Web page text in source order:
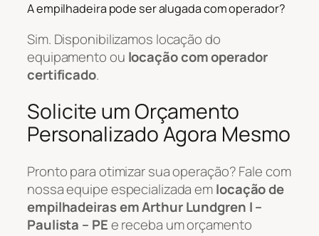
A empilhadeira pode ser alugada com operador?
Sim. Disponibilizamos locação do
equipamento ou locação com operador
certificado.
Solicite um Orçamento
Personalizado Agora Mesmo
Pronto para otimizar sua operação? Fale com
nossa equipe especializada emlocação de
empilhadeiras em Arthur Lundgren I –
Paulista – PEe receba um orçamento